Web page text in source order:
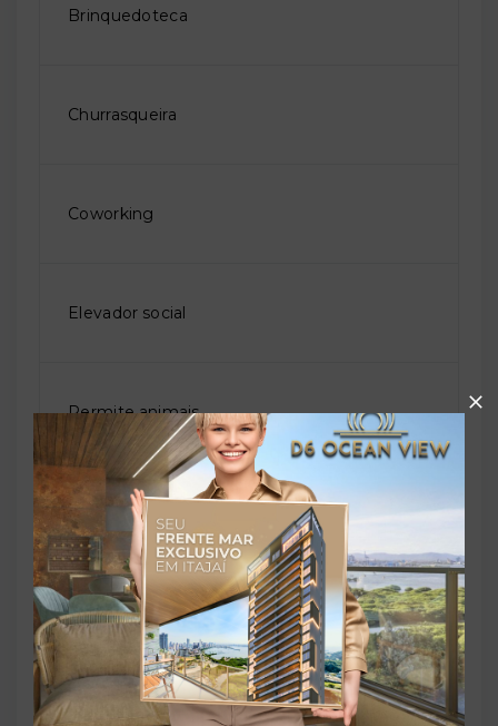
Brinquedoteca
Churrasqueira
Coworking
Elevador social
Permite animais
Piscina adulto
Salão de festas
Solarium